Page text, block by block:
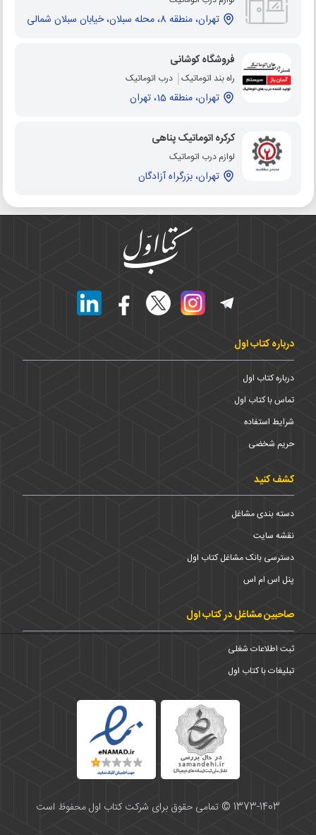
تهران، منطقه 8، محله سبلان، خیابان سبلان شمالی
فروشگاه کوشانی
راه بند اتوماتیک درب اتوماتیک
تهران، منطقه 15، تهران
کرکره اتوماتیک پناهی
لوازم درب اتوماتیک
تهران، بزرگراه آزادگان
درباره کتاب اول
درباره کتاب اول
تماس با کتاب اول
شرایط استفاده
حریم شخضی
کشف کنید
دسته بندی مشاغل
نقشه سایت
دسترسی بانک مشاغل کتاب اول
پنل اس ام اس
صاحبین مشاغل در کتاب اول
ثبت اطلاعات شغلی
تبلیغات با کتاب اول
1373-1403 © تمامی حقوق برای شرکت کتاب اول محفوظ است